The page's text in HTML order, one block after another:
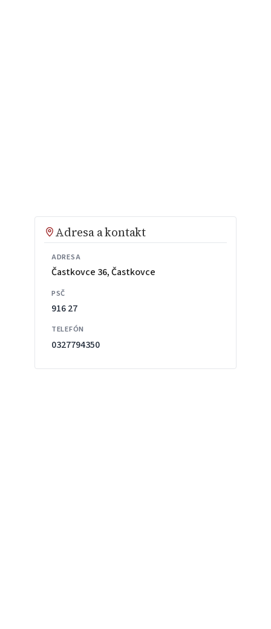
Adresa a kontakt
ADRESA
Častkovce 36, Častkovce
PSČ
916 27
TELEFÓN
0327794350